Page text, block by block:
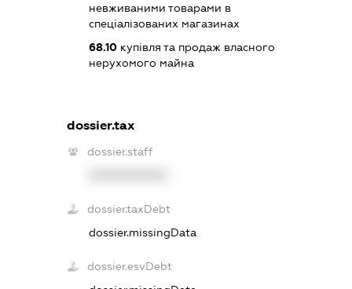
невживаними товарами в
спеціалізованих магазинах
68.10купівля та продаж власного
нерухомого майна
dossier.tax
dossier.staff
dossier.taxDebt
dossier.missingData
dossier.esvDebt